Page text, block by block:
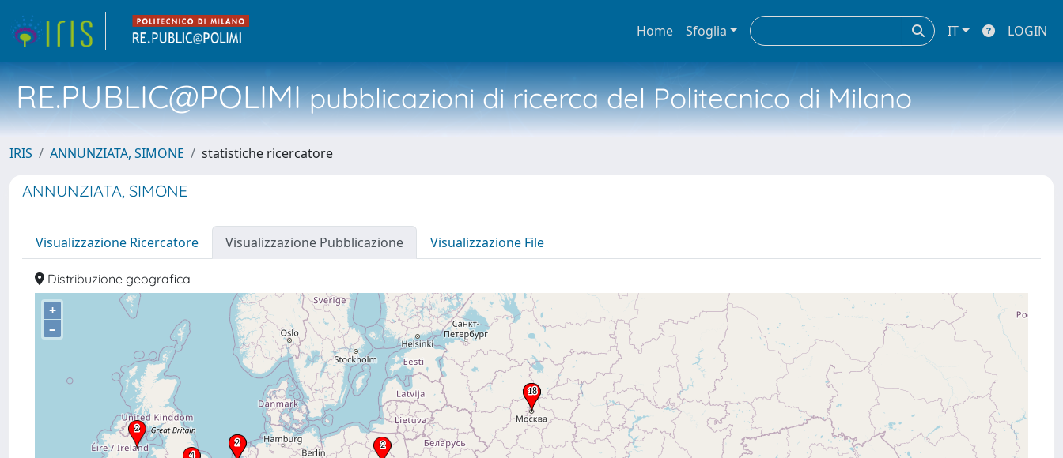
Home Sfoglia IT LOGIN
RE.PUBLIC@POLIMIpubblicazioni di ricerca del Politecnico di Milano
IRIS ANNUNZIATA, SIMONE statistiche ricercatore
ANNUNZIATA, SIMONE
Visualizzazione Ricercatore Visualizzazione Pubblicazione Visualizzazione File
Distribuzione geografica
+
–